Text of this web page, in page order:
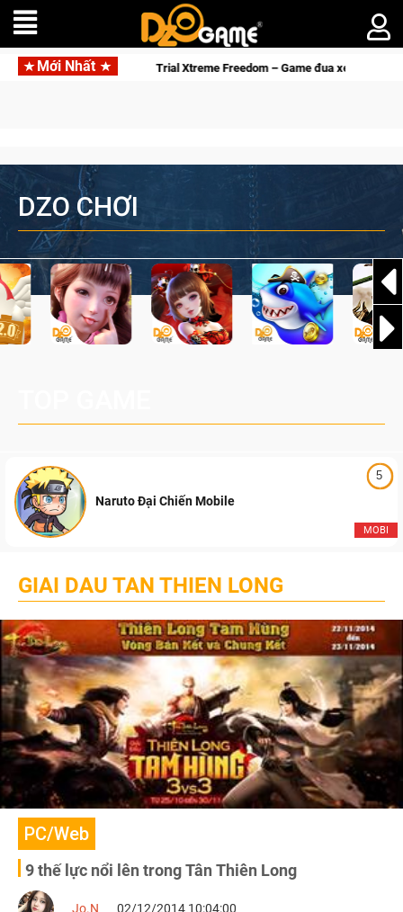
Mới Nhất Trial Xtreme Freedom – Game đua xe mô tô PvP sở hữu
DZO CHƠI
5
MOBI
Naruto Đại Chiến Mobile
GIAI DAU TAN THIEN LONG
PC/Web
9 thế lực nổi lên trong Tân Thiên Long
Jo.N 02/12/2014 10:04:00